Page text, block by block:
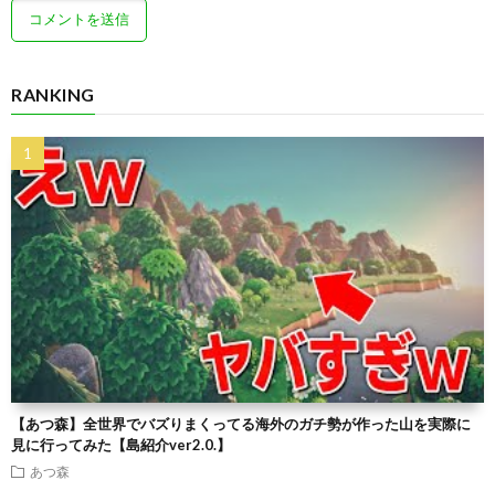
RANKING
【あつ森】全世界でバズりまくってる海外のガチ勢が作った山を実際に
見に行ってみた【島紹介ver2.0.】
あつ森